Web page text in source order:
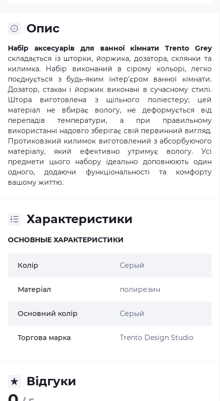
Опис
Набір аксесуарів для ванної кімнати Trento Grey
складається із шторки, йоржика, дозатора, склянки та
килимка. Набір виконаний в сірому кольорі, легко
поєднується з будь-яким інтер'єром ванної кімнати.
Дозатор, стакан і йоржик виконані в сучасному стилі.
Штора виготовлена з щільного поліестеру; цей
матеріал не вбирає вологу, не деформується від
перепадів температури, а при правильному
використанні надовго зберігає свій первинний вигляд.
Протиковзкий килимок виготовлений з абсорбуючого
матеріалу, який ефективно утримує вологу. Усі
предмети цього набору ідеально доповнюють один
одного, додаючи функціональності та комфорту
вашому життю.
Характеристики
ОСНОВНЫЕ ХАРАКТЕРИСТИКИ
Колір Серый
Матеріал полирезин
Основний колір Серый
Торгова марка Trento Design Studio
Відгуки